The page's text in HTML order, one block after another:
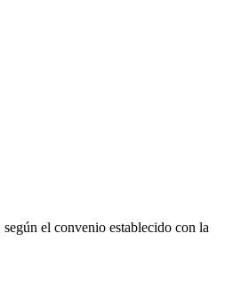
el convenio establecido con la